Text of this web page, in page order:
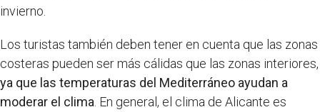
invierno.
Los turistas también deben tener en cuenta que las zonas
costeras pueden ser más cálidas que las zonas interiores,
ya que las temperaturas del Mediterráneo ayudan a
moderar el clima . En general, el clima de Alicante es